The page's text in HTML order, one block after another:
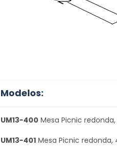
Modelos:
UM13-400 Mesa Picnic
UM13-401 Mesa Picnic